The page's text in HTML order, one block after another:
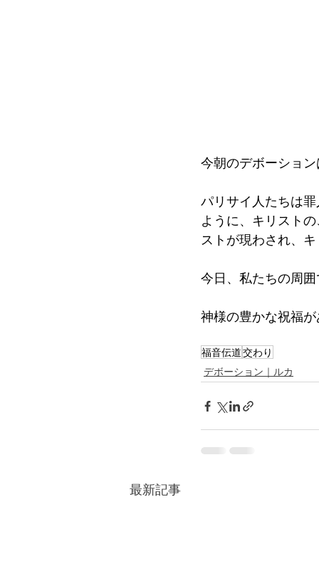
今朝のデボーショ
パリサイ人たちは
ように、キリスト
ストが現わされ、
今日、私たちの周
神様の豊かな祝福
福音伝道交わり
デボーション｜ルカ
最新記事